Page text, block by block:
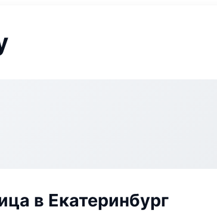
в Екатеринбург